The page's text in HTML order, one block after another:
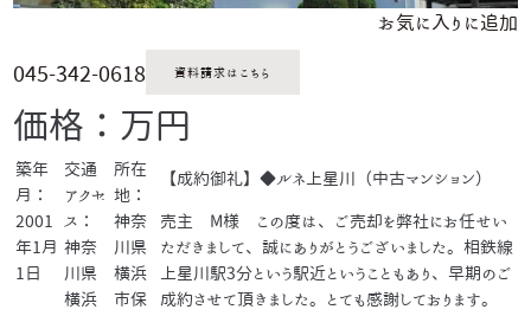
お気に入りに追加
045-342-0618 資料請求はこちら
価格：万円
築年
月：
2001
年1月
1日
交通
アクセ
ス：
神奈
川県
横浜
所在
地：
神奈
川県
横浜
市保
【成約御礼】◆ルネ上星川（中古マンション）
売主 M様 この度は、ご売却を弊社にお任せい
ただきまして、誠にありがとうございました。相鉄線
上星川駅3分という駅近ということもあり、早期のご
成約させて頂きました。とても感謝しております。